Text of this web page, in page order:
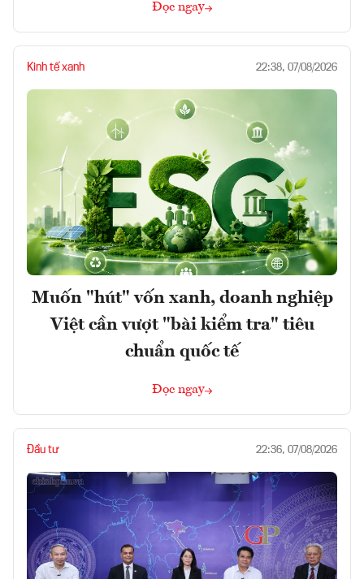
Đọc ngay
Kinh tế xanh 22:38, 07/08/2026
Muốn "hút" vốn xanh, doanh nghiệp
Việt cần vượt "bài kiểm tra" tiêu
chuẩn quốc tế
Đọc ngay
Đầu tư 22:36, 07/08/2026